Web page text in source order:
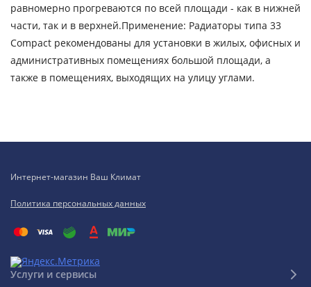
равномерно прогреваются по всей площади - как в нижней
части, так и в верхней.Применение: Радиаторы типа 33
Compact рекомендованы для установки в жилых, офисных и
административных помещениях большой площади, а
также в помещениях, выходящих на улицу углами.
Интернет-магазин Ваш Климат
Политика персональных данных
Услуги и сервисы